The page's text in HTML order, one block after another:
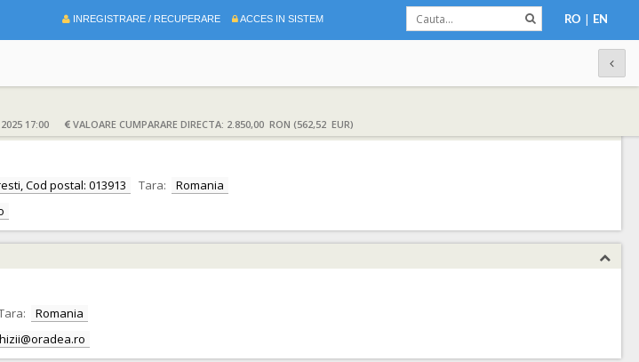
INREGISTRARE / RECUPERARE ACCES IN SISTEM RO | EN
17:00 VALOARE CUMPARARE DIRECTA: 2.850,00 RON (562,52 EUR)
Cod postal: 013913 Tara:
Romania
Romania